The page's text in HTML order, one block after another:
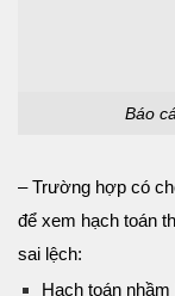
Báo
– Trường hợp có
để xem hạch toán
sai lệch:
Hạch toán